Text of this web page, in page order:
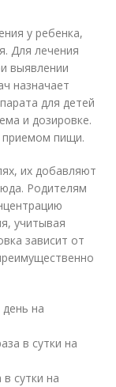
у ребенка,
Для лечения
выявлении
назначает
для детей
и дозировке.
приемом пищи.
их добавляют
Родителям
учитывая
зависит от
на
в сутки на
сутки на